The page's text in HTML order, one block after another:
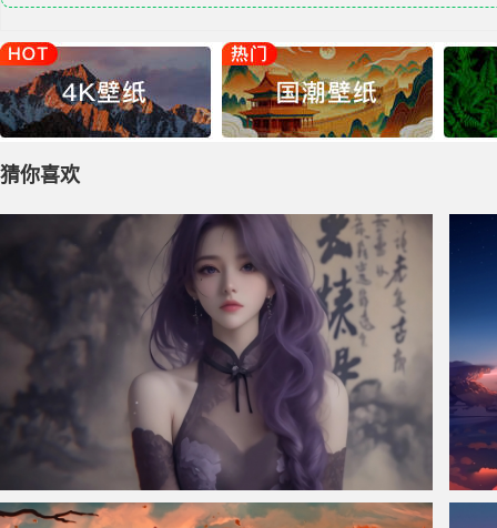
猜你喜欢
仙侠凌仙 紫色长卷发美女 古风古典 4K壁纸